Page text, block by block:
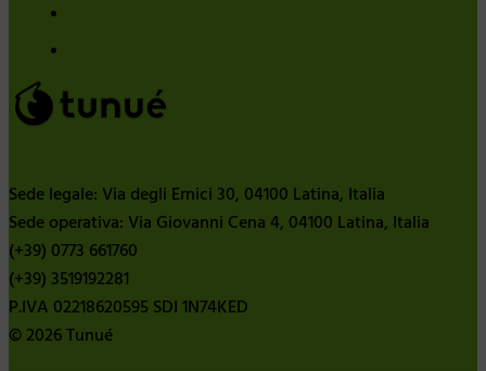
Sede legale: Via degli Ernici 30, 04100 Latina, Italia
Sede operativa: Via Giovanni Cena 4, 04100 Latina, Italia
(+39) 0773 661760
(+39) 3519192281
P.IVA 02218620595 SDI 1N74KED
© 2026 Tunué